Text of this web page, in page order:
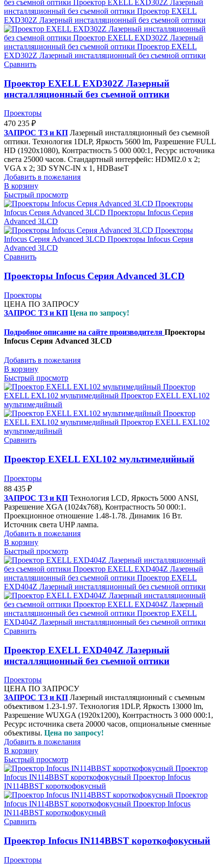
Сравнить
Проектор EXELL EXD302Z Лазерный
инсталляционный без съемной оптики
Проекторы
470 235 ₽
ЗАПРОС ТЗ и КП Лазерный инсталляционный без съемной
оптики. Технология 1DLP, Яркость 5600 lm, Разрешение FULL
HD (1920x1080), Контрастность 5 000 000:1, Ресурс источника
света 25000 часов. Стандартный интерфейс: HDMI2.0 x 2;
VGA x 2; 3D SYNC-IN x 1, HDBaseT
Добавить в пожелания
В корзину
Быстрый просмотр
Сравнить
Проекторы Infocus Серия Advanced 3LCD
Проекторы
ЦЕНА ПО ЗАПРОСУ
ЗАПРОС ТЗ и КП Цена по запросу!
Подробное описание на сайте производителя Проекторы
Infocus Серия Advanced 3LCD
Добавить в пожелания
В корзину
Быстрый просмотр
Сравнить
Проектор EXELL EXL102 мультимедийный
Проекторы
88 435 ₽
ЗАПРОС ТЗ и КП Технология LCD, Яркость 5000 ANSI,
Разрешение XGA (1024x768), Контрастность 50 000:1.
Проекционное отношение 1.48-1.78. Динамик 16 Вт.
Источник света UHP лампа.
Добавить в пожелания
В корзину
Быстрый просмотр
Сравнить
Проектор EXELL EXD404Z Лазерный
инсталляционный без съемной оптики
Проекторы
ЦЕНА ПО ЗАПРОСУ
ЗАПРОС ТЗ и КП Лазерный инсталляционный с съемным
объективом 1.23-1.97. Технология 1DLP, Яркость 13000 lm,
Разрешение WUXGA (1920x1200), Контрастность 3 000 000:1,
Ресурс источника света 20000 часов, опциональные сменные
объективы. Цена по запросу!
Добавить в пожелания
В корзину
Быстрый просмотр
Сравнить
Проектор Infocus IN114BBST короткофокусный
Проекторы